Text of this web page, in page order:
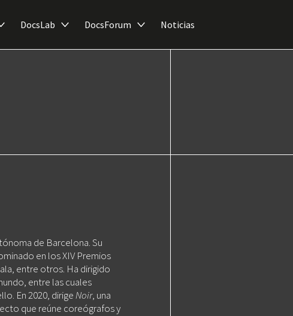
DocsLab DocsForum Noticias
de Barcelona. Su
en los XIV Premios
entre otros. Ha dirigido
entre las cuales
En 2020, dirigeNoir, una
que reúne coreógrafos y